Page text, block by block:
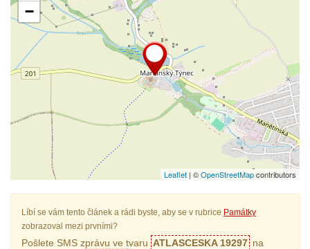
−
Leaflet | ©OpenStreetMapcontributors
Líbí se vám tento článek a rádi byste, aby se v rubrice Památky
zobrazoval mezi prvními?
Pošlete SMS zprávu ve tvaru ATLASCESKA 19297 na